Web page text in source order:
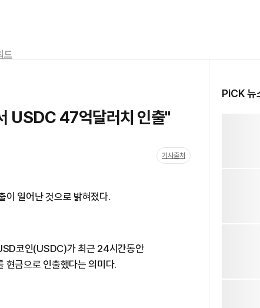
드
USDC 47억달러치 인출"
기사출처
이 일어난 것으로 밝혀졌다.
코인(USDC)가 최근 24시간동안
현금으로 인출했다는 의미다.
PiCK 뉴